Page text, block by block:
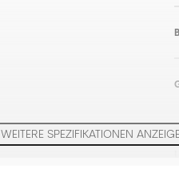
WEITERE SPEZIFIKATIONEN